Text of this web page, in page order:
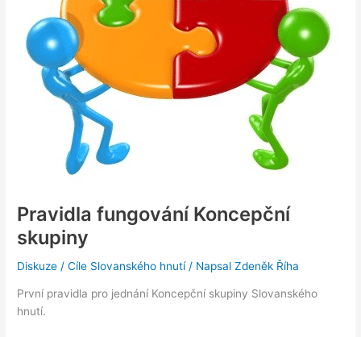
Pravidla fungování Koncepční
skupiny
Diskuze /Cíle Slovanského hnutí/ NapsalZdeněk Říha
První pravidla pro jednání Koncepční skupiny Slovanského
hnutí.